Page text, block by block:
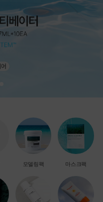
모델링팩 마스크팩